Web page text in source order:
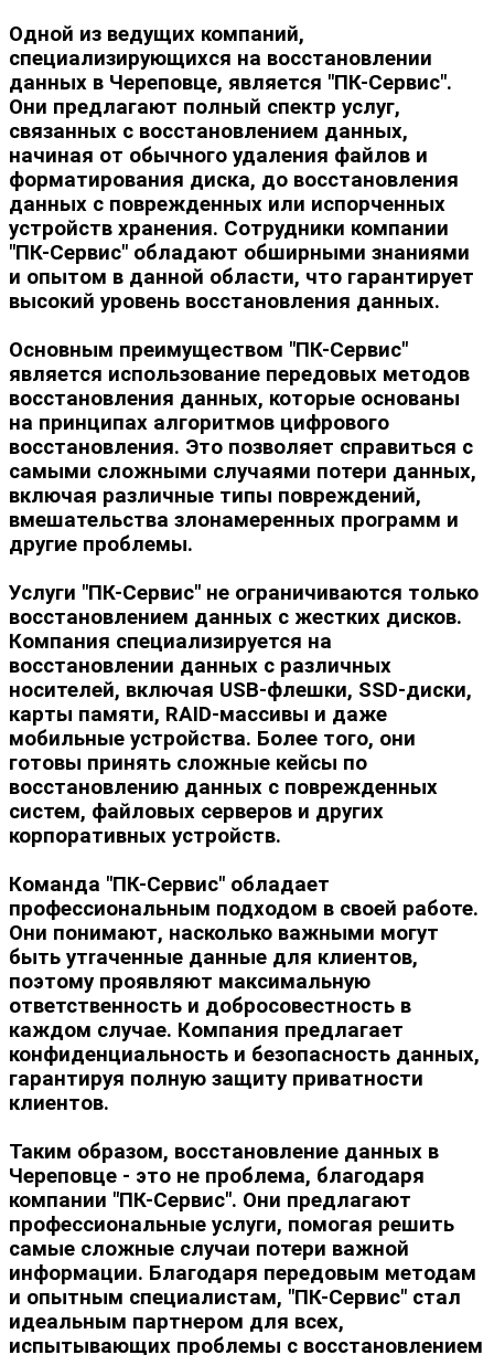
Одной из ведущих компаний,
специализирующихся на восстановлении
данных в Череповце, является "ПК-Сервис".
Они предлагают полный спектр услуг,
связанных с восстановлением данных,
начиная от обычного удаления файлов и
форматирования диска, до восстановления
данных с поврежденных или испорченных
устройств хранения. Сотрудники компании
"ПК-Сервис" обладают обширными знаниями
и опытом в данной области, что гарантирует
высокий уровень восстановления данных.
Основным преимуществом "ПК-Сервис"
является использование передовых методов
восстановления данных, которые основаны
на принципах алгоритмов цифрового
восстановления. Это позволяет справиться с
самыми сложными случаями потери данных,
включая различные типы повреждений,
вмешательства злонамеренных программ и
другие проблемы.
Услуги "ПК-Сервис" не ограничиваются только
восстановлением данных с жестких дисков.
Компания специализируется на
восстановлении данных с различных
носителей, включая USB-флешки, SSD-диски,
карты памяти, RAID-массивы и даже
мобильные устройства. Более того, они
готовы принять сложные кейсы по
восстановлению данных с поврежденных
систем, файловых серверов и других
корпоративных устройств.
Команда "ПК-Сервис" обладает
профессиональным подходом в своей работе.
Они понимают, насколько важными могут
быть утraченные данные для клиентов,
поэтому проявляют максимальную
ответственность и добросовестность в
каждом случае. Компания предлагает
конфиденциальность и безопасность данных,
гарантируя полную защиту приватности
клиентов.
Таким образом, восстановление данных в
Череповце - это не проблема, благодаря
компании "ПК-Сервис". Они предлагают
профессиональные услуги, помогая решить
самые сложные случаи потери важной
информации. Благодаря передовым методам
и опытным специалистам, "ПК-Сервис" стал
идеальным партнером для всех,
испытывающих проблемы с восстановлением